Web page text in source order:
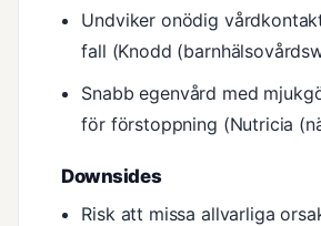
Undviker onödig
fall (Knodd
Snabb egenvård med
för förstoppning (Nutricia
Downsides
Risk att missa allvarliga